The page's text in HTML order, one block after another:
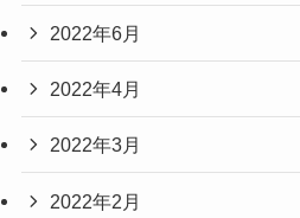
2022年6月
2022年4月
2022年3月
2022年2月